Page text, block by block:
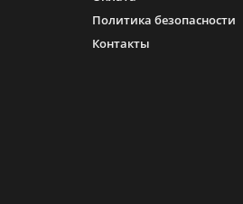
Политика безопасности
Контакты